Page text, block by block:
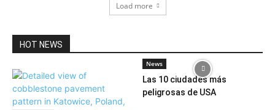
Load more
HOT NEWS
News
Las 10 ciudades más
peligrosas de USA